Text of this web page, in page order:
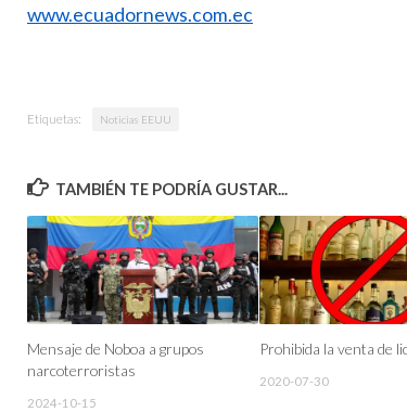
www.ecuadornews.com.ec
Etiquetas: Noticias EEUU
TAMBIÉN TE PODRÍA GUSTAR...
Mensaje de Noboa a grupos
narcoterroristas
2024-10-15
Prohibida la venta de
2020-07-30